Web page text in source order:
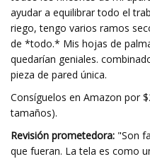
ayudar a equilibrar todo el
riego, tengo varios ramos
de *todo.* Mis hojas de
quedarían geniales.
pieza de pared única.
Consíguelos en Amazon por
tamaños).
Revisión prometedora: "Son
que fueran. La tela es como